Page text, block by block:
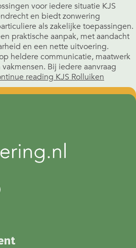
voor iedere situatie KJS
en biedt zonwering
als zakelijke toepassingen.
praktische aanpak, met aandacht
en een nette uitvoering.
heldere communicatie, maatwerk
Bij iedere aanvraag
reading KJS Rolluiken